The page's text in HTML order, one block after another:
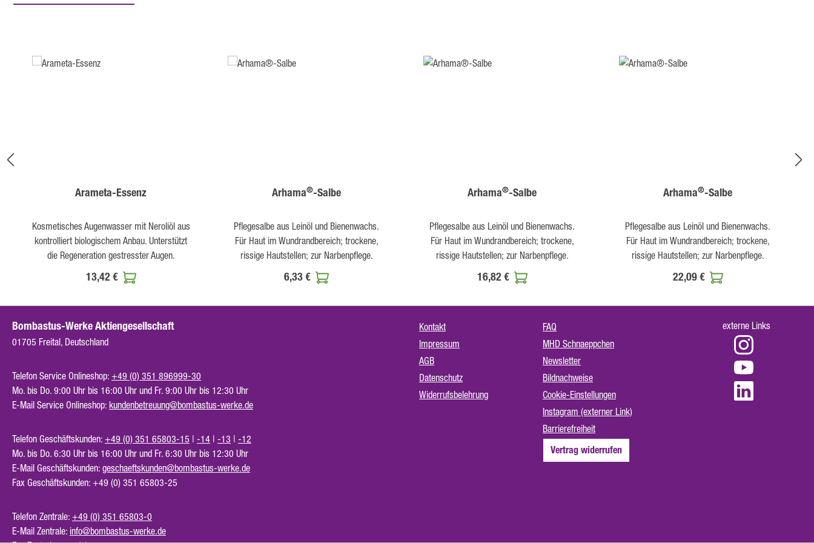
Arameta-Essenz
Kosmetisches Augenwasser mit Neroliöl aus
kontrolliert biologischem Anbau. Unterstützt
die Regeneration gestresster Augen.
13,42 €
Arhama®-Salbe
Pflegesalbe aus Leinöl und Bienenwachs.
Für Haut im Wundrandbereich; trockene,
rissige Hautstellen; zur Narbenpflege.
6,33 €
Arhama®-Salbe
Pflegesalbe aus Leinöl und Bienenwachs.
Für Haut im Wundrandbereich; trockene,
rissige Hautstellen; zur Narbenpflege.
16,82 €
Arhama®-Salbe
Pflegesalbe aus Leinöl und Bienenwachs.
Für Haut im Wundrandbereich; trockene,
rissige Hautstellen; zur Narbenpflege.
22,09 €
Bombastus-Werke Aktiengesellschaft
01705 Freital, Deutschland
Telefon Service Onlineshop: +49 (0) 351 896999-30
Mo. bis Do. 9:00 Uhr bis 16:00 Uhr und Fr. 9:00 Uhr bis 12:30 Uhr
E-Mail Service Onlineshop: kundenbetreuung@bombastus-werke.de
Telefon Geschäftskunden: +49 (0) 351 65803-15 | -14 | -13 | -12
Mo. bis Do. 6:30 Uhr bis 16:00 Uhr und Fr. 6:30 Uhr bis 12:30 Uhr
E-Mail Geschäftskunden: geschaeftskunden@bombastus-werke.de
Fax Geschäftskunden: +49 (0) 351 65803-25
Telefon Zentrale: +49 (0) 351 65803-0
E-Mail Zentrale: info@bombastus-werke.de
Kontakt
Impressum
AGB
Datenschutz
Widerrufsbelehrung
FAQ
MHD Schnaeppchen
Newsletter
Bildnachweise
Cookie-Einstellungen
Instagram (externer Link)
Barrierefreiheit
Vertrag widerrufen
externe Links